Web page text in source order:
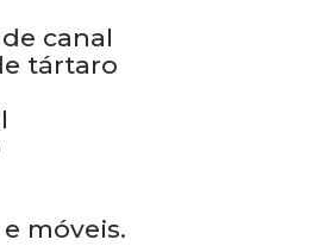
canal
tártaro
móveis.